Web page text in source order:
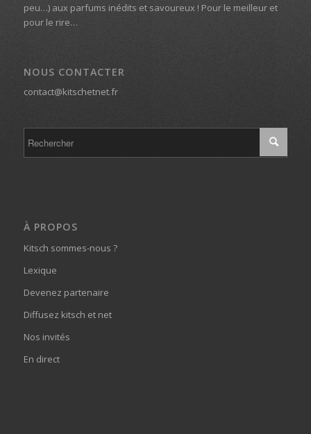
peu…) aux parfums inédits et savoureux ! Pour le meilleur et
pour le rire…
NOUS CONTACTER
contact@kitschetnet.fr
À PROPOS
Kitsch sommes-nous ?
Lexique
Devenez partenaire
Diffusez kitsch et net
Nos invités
En direct